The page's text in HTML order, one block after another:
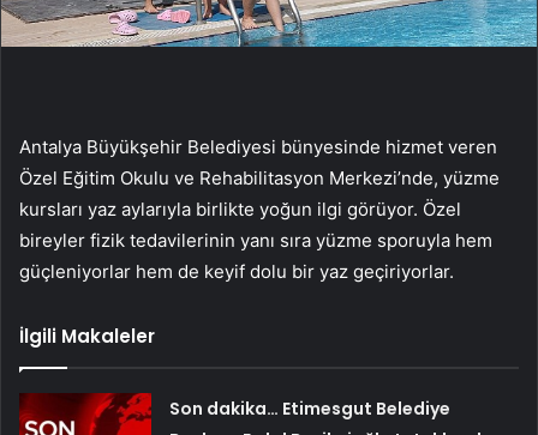
Antalya Büyükşehir Belediyesi bünyesinde hizmet veren
Özel Eğitim Okulu ve Rehabilitasyon Merkezi’nde, yüzme
kursları yaz aylarıyla birlikte yoğun ilgi görüyor. Özel
bireyler fizik tedavilerinin yanı sıra yüzme sporuyla hem
güçleniyorlar hem de keyif dolu bir yaz geçiriyorlar.
İlgili Makaleler
Son dakika… Etimesgut Belediye